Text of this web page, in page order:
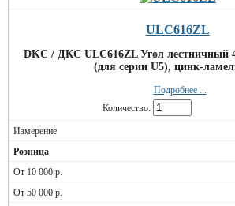
ULC616ZL
DKC / ДКС ULC616ZL Угол лестничный
(для серии U5), цинк-
Подробнее ...
Количество: